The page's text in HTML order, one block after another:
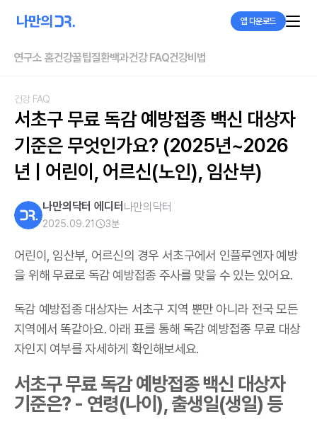
앱 다운로드
연구소 홈건강꿀팁질환백과건강 FAQ건강비법
건강 FAQ
서초구 무료 독감 예방접종 백신 대상자
기준은 무엇인가요? (2025년~2026
년 | 어린이, 어르신(노인), 임산부)
나만의닥터 에디터 나만의닥터
2025.09.21 3분
어린이, 임산부, 어르신의 경우 서초구에서 인플루엔자 예방
을 위해 무료로 독감 예방접종 주사를 맞을 수 있는 있어요.
독감 예방접종 대상자는 서초구 지역 뿐만 아니라 전국 모든
지역에서 똑같아요. 아래 표를 통해 독감 예방접종 무료 대상
자인지 여부를 자세하게 확인해보세요.
서초구 무료 독감 예방접종 백신 대상자
기준은? - 연령(나이), 출생일(생일) 등